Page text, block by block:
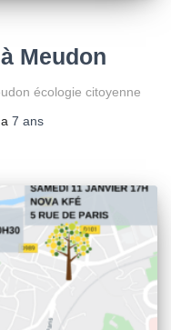
Meudon
écologie citoyenne
7 ans